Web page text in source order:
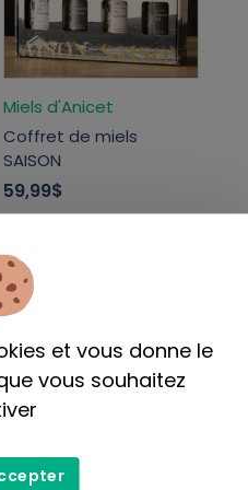
Miels d'Anicet
Coffret de miels
SAISON
59,99$
Bia
et vous donne le
vous souhaitez